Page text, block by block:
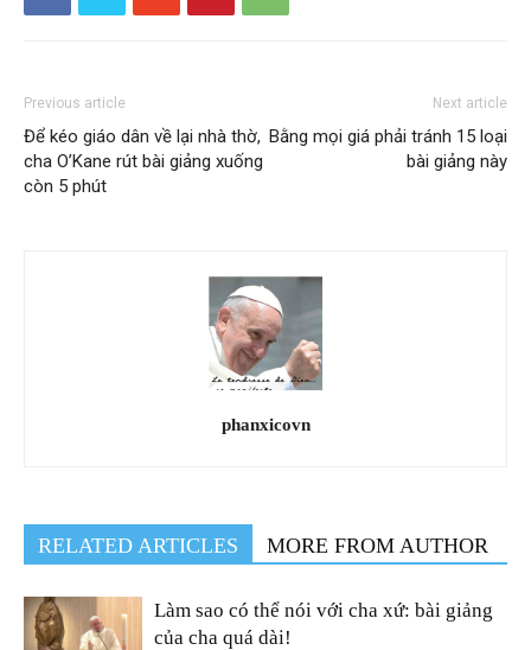
Previous article
Để kéo giáo dân về lại nhà thờ,
cha O’Kane rút bài giảng xuống
còn 5 phút
Next article
Bằng mọi giá phải tránh 15 loại
bài giảng này
phanxicovn
RELATED ARTICLES MORE FROM AUTHOR
Làm sao có thể nói với cha xứ: bài giảng
của cha quá dài!